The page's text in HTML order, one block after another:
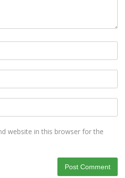
website in this browser for the